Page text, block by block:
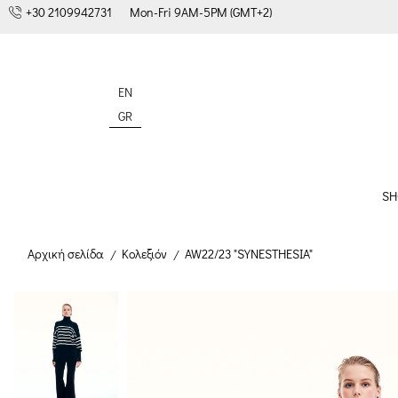
+30 2109942731 Mon-Fri 9AM-5PM (GMT+2)
EN
GR
Αρχική σελίδα / Κολεξιόν / AW22/23 "SYNESTHESIA"